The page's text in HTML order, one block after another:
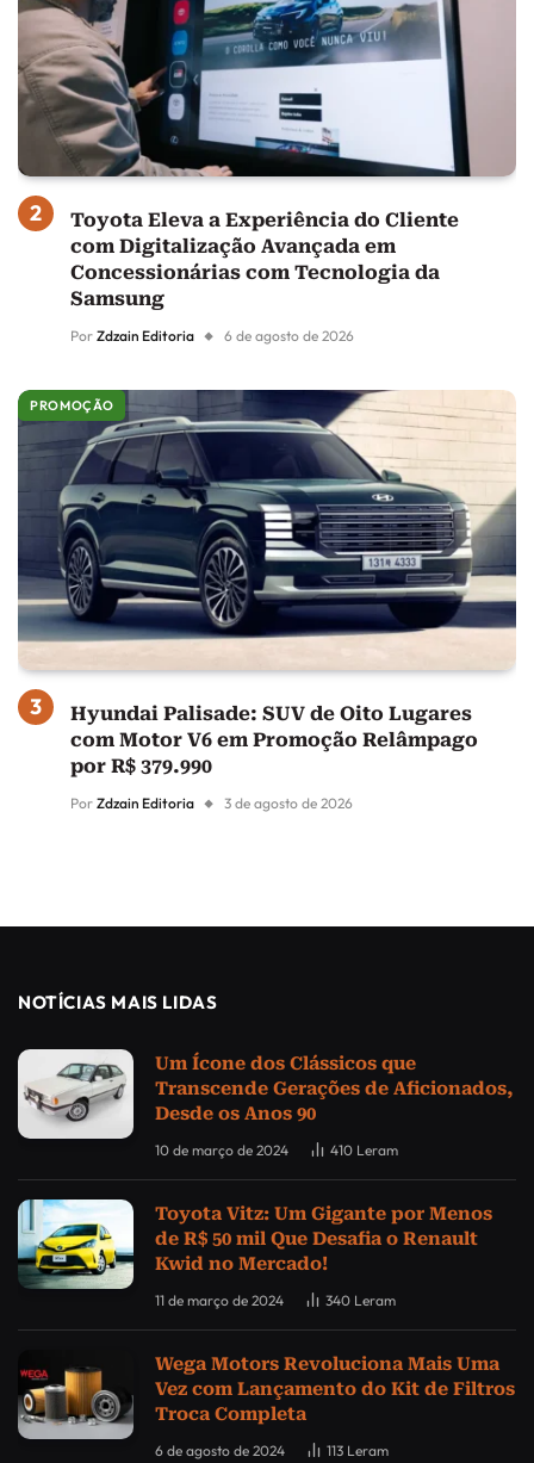
Toyota Eleva a Experiência do Cliente
com Digitalização Avançada em
Concessionárias com Tecnologia da
Samsung
Por Zdzain Editoria 6 de agosto de 2026
PROMOÇÃO
Hyundai Palisade: SUV de Oito Lugares
com Motor V6 em Promoção Relâmpago
por R$ 379.990
Por Zdzain Editoria 3 de agosto de 2026
NOTÍCIAS MAIS LIDAS
Um Ícone dos Clássicos que
Transcende Gerações de Aficionados,
Desde os Anos 90
10 de março de 2024 410 Leram
Toyota Vitz: Um Gigante por Menos
de R$ 50 mil Que Desafia o Renault
Kwid no Mercado!
11 de março de 2024 340 Leram
Wega Motors Revoluciona Mais Uma
Vez com Lançamento do Kit de Filtros
Troca Completa
6 de agosto de 2024 113 Leram